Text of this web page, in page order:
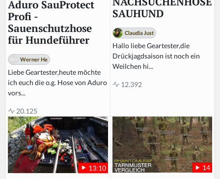
t
hi
s
fi
d
Aduro SauProtect
Profi -
Sauenschutzhose
für Hundeführer
Werner He
Liebe Geartester,heute möchte
ich euch die o.g. Hose von Aduro
vors...
20.125
SAUHUND
Claudia Just
Hallo liebe Geartester,die
Drückjagdsaison ist noch ein
Weilchen hi...
12.392
13:10 14